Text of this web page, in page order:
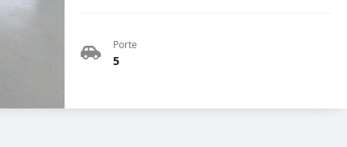
Porte
5